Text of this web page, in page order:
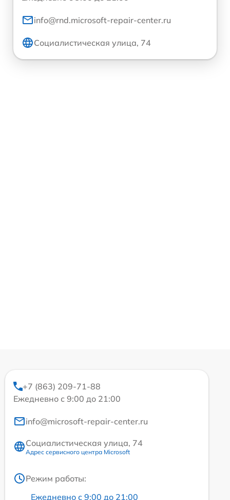
info@rnd.microsoft-repair-center.ru
Социалистическая улица, 74
+7 (863) 209-71-88
Ежедневно с 9:00 до 21:00
info@microsoft-repair-center.ru
Социалистическая улица, 74
Адрес сервисного центра Microsoft
Режим работы:
Ежедневно с 9:00 до 21:00